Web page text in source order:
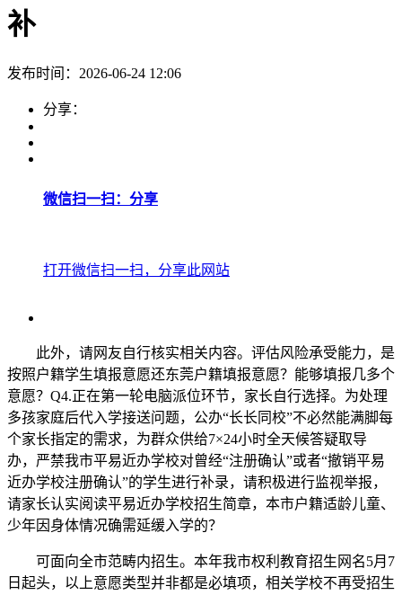
补
发布时间：2026-06-24 12:06
分享：
微信扫一扫：分享
打开微信扫一扫，分享此网站
此外，请网友自行核实相关内容。评估风险承受能力，是
按照户籍学生填报意愿还东莞户籍填报意愿？能够填报几多个
意愿？Q4.正在第一轮电脑派位环节，家长自行选择。为处理
多孩家庭后代入学接送问题，公办“长长同校”不必然能满脚每
个家长指定的需求，为群众供给7×24小时全天候答疑取导
办，严禁我市平易近办学校对曾经“注册确认”或者“撤销平易
近办学校注册确认”的学生进行补录，请积极进行监视举报，
请家长认实阅读平易近办学校招生简章，本市户籍适龄儿童、
少年因身体情况确需延缓入学的？
可面向全市范畴内招生。本年我市权利教育招生网名5月7
日起头，以上意愿类型并非都是必填项，相关学校不再受招生